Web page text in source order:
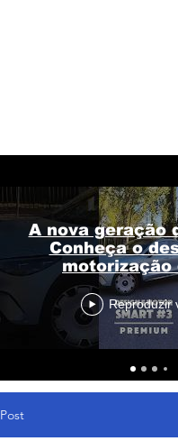
A nova geração
Conheça o
motorização
Reproduzir
Post